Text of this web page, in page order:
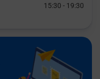
15:30 - 19:30